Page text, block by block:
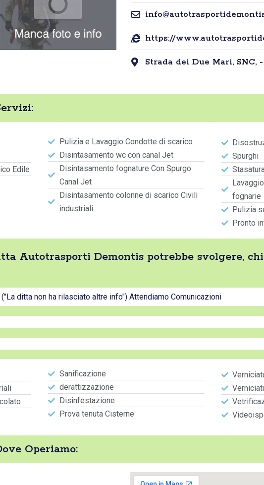
https://
Strada dei Due Mari, SNC,
Edile
Pulizia e Lavaggio Condotte di scarico
Disintasamento wc con canal Jet
Disintasamento fognature Con Spurgo
Canal Jet
Disintasamento colonne di scarico Civili
industriali
Spurghi
fognarie
Pulizia
Pronto
Autotrasporti Demontis potrebbe svolgere,
("La ditta non ha rilasciato altre info") Attendiamo Comunicazioni
Sanificazione
derattizzazione
Disinfestazione
Prova tenuta Cisterne
Operiamo: